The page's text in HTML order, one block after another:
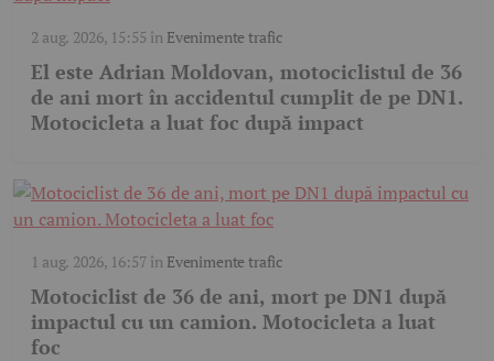
2 aug. 2026, 15:55 în Evenimente trafic
El este Adrian Moldovan, motociclistul de 36
de ani mort în accidentul cumplit de pe DN1.
Motocicleta a luat foc după impact
1 aug. 2026, 16:57în Evenimente trafic
Motociclist de 36 de ani, mort pe DN1 după
impactul cu un camion. Motocicleta a luat
foc